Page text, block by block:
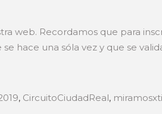
web. Recordamos que para
hace una sóla vez y que se
, CircuitoCiudadReal, miramosxti